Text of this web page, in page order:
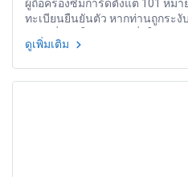
ผู้ถือครองซิมการ์ดตั้งแต่ 101 หม
ทะเบียนยืนยันตัว หากท่านถูกระงั
ปกติ
ดูเพิ่มเติม